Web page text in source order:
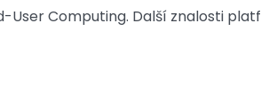
User Computing. Další znalosti